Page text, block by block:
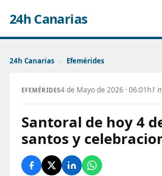
24h Canarias
24h Canarias › Efemérides
EFEMÉRIDES4 de Mayo de 2026 · 06:01h1
Santoral de hoy 4
santos y